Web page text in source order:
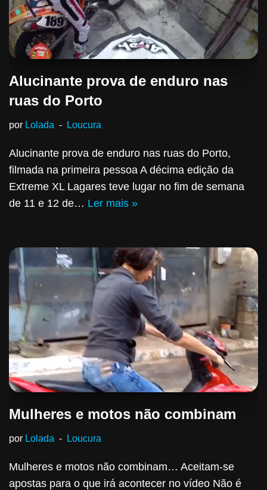
Alucinante prova de enduro nas
ruas do Porto
por Lolada Loucura
Alucinante prova de enduro nas ruas do Porto,
filmada na primeira pessoa A décima edição da
Extreme XL Lagares teve lugar no fim de semana
de 11 e 12 de… Ler mais »
Mulheres e motos não combinam
por Lolada Loucura
Mulheres e motos não combinam… Aceitam-se
apostas para o que irá acontecer no vídeo Não é